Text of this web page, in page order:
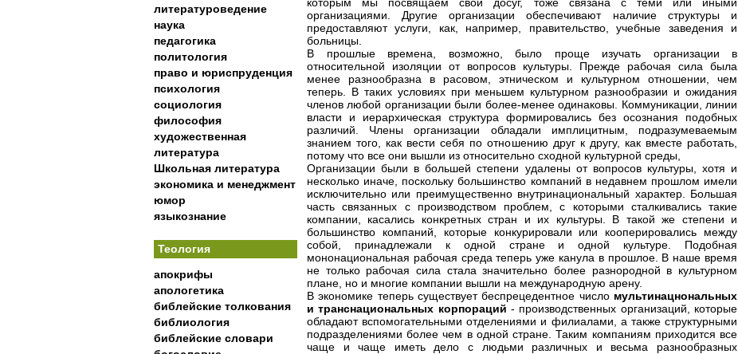
литературоведение
наука
педагогика
политология
право и юриспруденция
психология
социология
философия
художественная
литература
Школьная литература
экономика и менеджмент
юмор
языкознание
Теология
апокрифы
апологетика
библейские толкования
библиология
библейские словари
организациями. Другие организации обеспечивают наличие структуры и
предоставляют услуги, как, например, правительство, учебные заведения и
больницы.
В прошлые времена, возможно, было проще изучать организации в
относительной изоляции от вопросов культуры. Прежде рабочая сила была
менее разнообразна в расовом, этническом и культурном отношении, чем
теперь. В таких условиях при меньшем культурном разнообразии и ожидания
членов любой организации были более-менее одинаковы. Коммуникации, линии
власти и иерархическая структура формировались без осознания подобных
различий. Члены организации обладали имплицитным, подразумеваемым
знанием того, как вести себя по отношению друг к другу, как вместе работать,
потому что все они вышли из относительно сходной культурной среды,
Организации были в большей степени удалены от вопросов культуры, хотя и
несколько иначе, поскольку большинство компаний в недавнем прошлом имели
исключительно или преимущественно внутринациональный характер. Большая
часть связанных с производством проблем, с которыми сталкивались такие
компании, касались конкретных стран и их культуры. В такой же степени и
большинство компаний, которые конкурировали или кооперировались между
собой, принадлежали к одной стране и одной культуре. Подобная
мононациональная рабочая среда теперь уже канула в прошлое. В наше время
не только рабочая сила стала значительно более разнородной в культурном
плане, но и многие компании вышли на международную арену.
В экономике теперь существует беспрецедентное число мультинацнональных
и транснациональных корпораций - производственных организаций, которые
обладают вспомогательными отделениями и филиалами, а также структурными
подразделениями более чем в одной стране. Таким компаниям приходится все
чаще и чаще иметь дело с людьми различных и весьма разнообразных